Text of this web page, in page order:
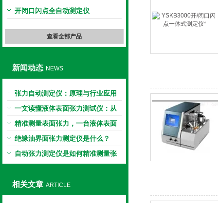
开闭口闪点全自动测定仪
查看全部产品
新闻动态 NEWS
张力自动测定仪：原理与行业应用
解析
一文读懂液体表面张力测试仪：从
原理到应用全掌握
精准测量表面张力，一台液体表面
张力系数测量仪就够了
绝缘油界面张力测定仪是什么？
自动张力测定仪是如何精准测量张
相关文章 ARTICLE